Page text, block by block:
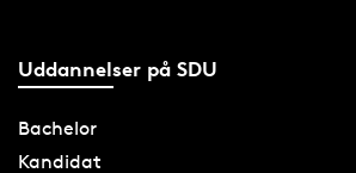
Uddannelser på SDU
Bachelor
Kandidat